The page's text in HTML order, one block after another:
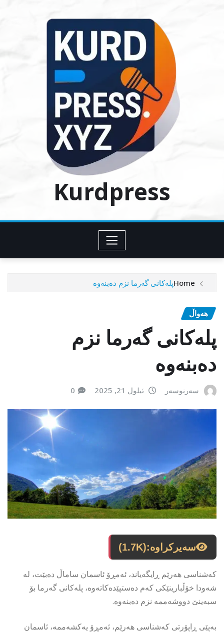
Kurdpress
Homeپلەکانی گەرما نزم دەبنەوە
هەواڵ
پلەکانی گەرما نزم
دەبنەوە
سەرنوسەر ئیلول 21, 2025 0
سەیرکراوە:(1.7K)
کەشناسی هەرێم ڕایگەیاند، ئەمڕۆ ئاسمان ساماڵ دەبێت، لە
شەودا خۆڵبارینێکی کەم دەستپێدەکاتەوە، پلەکانی گەرما بۆ
سبەینێ دووشەممە نزم دەبنەوە.
بەپێی ڕاپۆرتی کەشناسی هەرێم، ئەمڕۆ یەکشەممە، ئاسمان